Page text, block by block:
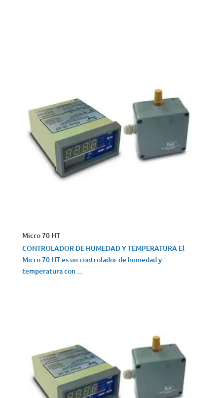
Micro 70 HT
CONTROLADOR DE HUMEDAD Y TEMPERATURA El
Micro 70 HT es un controlador de humedad y
temperatura con ...